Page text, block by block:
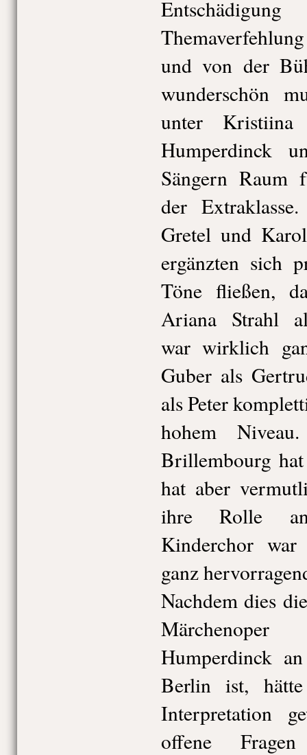
und von der
wunderschön
unter Kristiina
Humperdinck
Sängern Raum
der
Gretel und
ergänzten sich
Töne fließen,
Ariana Strahl
war wirklich
Guber als
als Peter
hohem
Brillembourg
hat aber
ihre Rolle
Kinderchor
ganz
Nachdem dies
Humperdinck
Berlin ist,
Interpretation
offene